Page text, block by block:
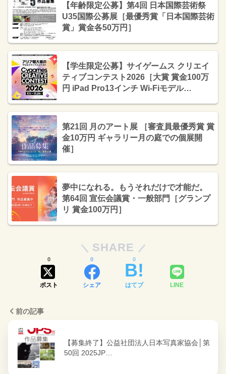
【年齢限定公募】第4回 日本国際芸術祭
U35国際公募展［最優秀賞「日本国際芸術
賞」賞金各50万円］
【学生限定公募】サイゲームス クリエイ
ティブコンテスト2026［大賞 賞金100万
円 iPad Pro13インチ Wi-Fiモデル
第21回 月のアート展 ［審査員最優秀賞 賞
金10万円 ギャラリー月の庭での個展開
催］
夢中になれる。もうそれだけで才能だ。
第64回 宣伝会議賞・一般部門［グランプ
リ 賞金100万円］
SHARE
ポスト
0
シェア
0
はてブ
0
LINE
前の記事
【募集終了】公益社団法人日本写真家協会│第
50回 2025JP…